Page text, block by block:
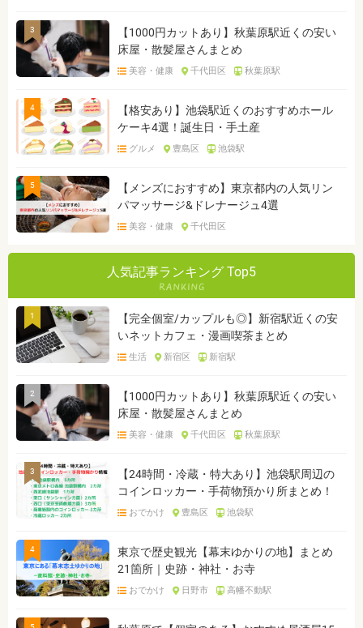
3
【1000円カットあり】秋葉原駅近くの安い
床屋・散髪屋さんまとめ
美容・健康 千代田区 秋葉原駅
4
【格安あり】池袋駅近くのおすすめホール
ケーキ4選！誕生日・手土産
グルメ 豊島区 池袋駅
5
【メンズにおすすめ】東京都内の人気リン
パマッサージ&ドレナージュ4選
美容・健康 千代田区
人気記事ランキング Top5
1
【完全個室/カップルも◎】新宿駅近くの安
いネットカフェ・漫画喫茶まとめ
生活 新宿区 新宿駅
2
【1000円カットあり】秋葉原駅近くの安い
床屋・散髪屋さんまとめ
美容・健康 千代田区 秋葉原駅
3
【24時間・冷蔵・特大あり】池袋駅周辺の
コインロッカー・手荷物預かり所まとめ！
おでかけ 豊島区 池袋駅
4
東京で歴史観光【幕末ゆかりの地】まとめ
21箇所｜史跡・神社・お寺
おでかけ 日野市 高幡不動駅